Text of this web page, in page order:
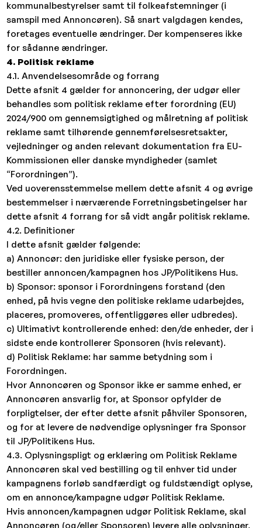
kommunalbestyrelser samt til folkeafstemninger (i
samspil med Annoncøren). Så snart valgdagen kendes,
foretages eventuelle ændringer. Der kompenseres ikke
for sådanne ændringer.
4. Politisk reklame
4.1. Anvendelsesområde og forrang
Dette afsnit 4 gælder for annoncering, der udgør eller
behandles som politisk reklame efter forordning (EU)
2024/900 om gennemsigtighed og målretning af politisk
reklame samt tilhørende gennemførelsesretsakter,
vejledninger og anden relevant dokumentation fra EU-
Kommissionen eller danske myndigheder (samlet
“Forordningen”).
Ved uoverensstemmelse mellem dette afsnit 4 og øvrige
bestemmelser i nærværende Forretningsbetingelser har
dette afsnit 4 forrang for så vidt angår politisk reklame.
4.2. Definitioner
I dette afsnit gælder følgende:
a) Annoncør: den juridiske eller fysiske person, der
bestiller annoncen/kampagnen hos JP/Politikens Hus.
b) Sponsor: sponsor i Forordningens forstand (den
enhed, på hvis vegne den politiske reklame udarbejdes,
placeres, promoveres, offentliggøres eller udbredes).
c) Ultimativt kontrollerende enhed: den/de enheder, der i
sidste ende kontrollerer Sponsoren (hvis relevant).
d) Politisk Reklame: har samme betydning som i
Forordningen.
Hvor Annoncøren og Sponsor ikke er samme enhed, er
Annoncøren ansvarlig for, at Sponsor opfylder de
forpligtelser, der efter dette afsnit påhviler Sponsoren,
og for at levere de nødvendige oplysninger fra Sponsor
til JP/Politikens Hus.
4.3. Oplysningspligt og erklæring om Politisk Reklame
Annoncøren skal ved bestilling og til enhver tid under
kampagnens forløb sandfærdigt og fuldstændigt oplyse,
om en annonce/kampagne udgør Politisk Reklame.
Hvis annoncen/kampagnen udgør Politisk Reklame, skal
Annoncøren (og/eller Sponsoren) levere alle oplysninger,